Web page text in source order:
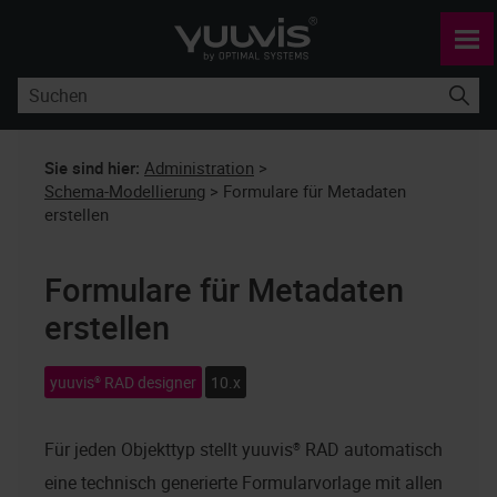
Zu Hauptinhalt springen
Sie sind hier: Administration >
Schema-Modellierung > Formulare für Metadaten
erstellen
Formulare für Metadaten
erstellen
yuuvis® RAD designer 10.x
Für jeden Objekttyp stelltyuuvis® RAD automatisch
eine technisch generierte Formularvorlage mit allen